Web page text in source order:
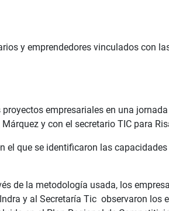
y emprendedores vinculados con
empresariales en una
y con el secretario TIC para
el que se identificaron las
de la metodología usada, los
y al Secretaría Tic observaron